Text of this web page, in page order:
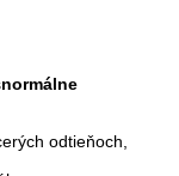
normálne
odtieňoch,